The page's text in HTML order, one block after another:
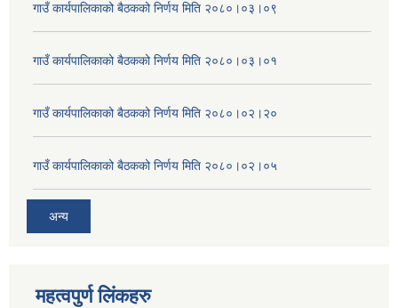
गाउँ कार्यपालिकाको बैठकको निर्णय मिति २०८०।०३।०९
गाउँ कार्यपालिकाको बैठकको निर्णय मिति २०८०।०३।०१
गाउँ कार्यपालिकाको बैठकको निर्णय मिति २०८०।०२।२०
गाउँ कार्यपालिकाको बैठकको निर्णय मिति २०८०।०२।०५
अन्य
महत्वपुर्ण लिंकहरु